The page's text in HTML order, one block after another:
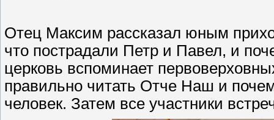
Отец Максим рассказал юным
что пострадали Петр и Павел, и
церковь вспоминает
правильно читать Отче Наш и
человек. Затем все участники